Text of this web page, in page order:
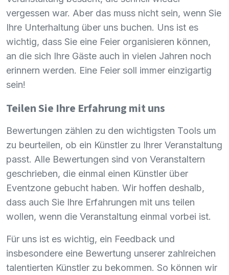
vergessen war. Aber das muss nicht sein, wenn Sie
Ihre Unterhaltung über uns buchen. Uns ist es
wichtig, dass Sie eine Feier organisieren können,
an die sich Ihre Gäste auch in vielen Jahren noch
erinnern werden. Eine Feier soll immer einzigartig
sein!
Teilen Sie Ihre Erfahrung mit uns
Bewertungen zählen zu den wichtigsten Tools um
zu beurteilen, ob ein Künstler zu Ihrer Veranstaltung
passt. Alle Bewertungen sind von Veranstaltern
geschrieben, die einmal einen Künstler über
Eventzone gebucht haben. Wir hoffen deshalb,
dass auch Sie Ihre Erfahrungen mit uns teilen
wollen, wenn die Veranstaltung einmal vorbei ist.
Für uns ist es wichtig, ein Feedback und
insbesondere eine Bewertung unserer zahlreichen
talentierten Künstler zu bekommen. So können wir